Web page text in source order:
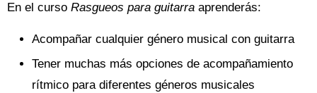
En el curso Rasgueos para guitarra aprenderás:
Acompañar cualquier género musical con guitarra
Tener muchas más opciones de acompañamiento
rítmico para diferentes géneros musicales